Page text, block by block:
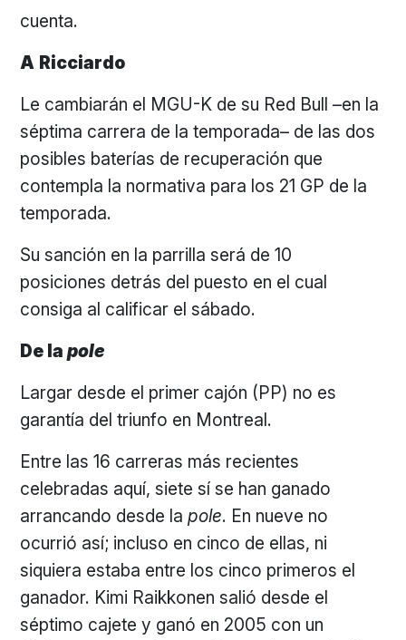
cuenta.
A Ricciardo
Le cambiarán el MGU-K de su Red Bull –en la
séptima carrera de la temporada– de las dos
posibles baterías de recuperación que
contempla la normativa para los 21 GP de la
temporada.
Su sanción en la parrilla será de 10
posiciones detrás del puesto en el cual
consiga al calificar el sábado.
De lapole
Largar desde el primer cajón (PP) no es
garantía del triunfo en Montreal.
Entre las 16 carreras más recientes
celebradas aquí, siete sí se han ganado
arrancando desde lapole. En nueve no
ocurrió así; incluso en cinco de ellas, ni
siquiera estaba entre los cinco primeros el
ganador. Kimi Raikkonen salió desde el
séptimo cajete y ganó en 2005 con un